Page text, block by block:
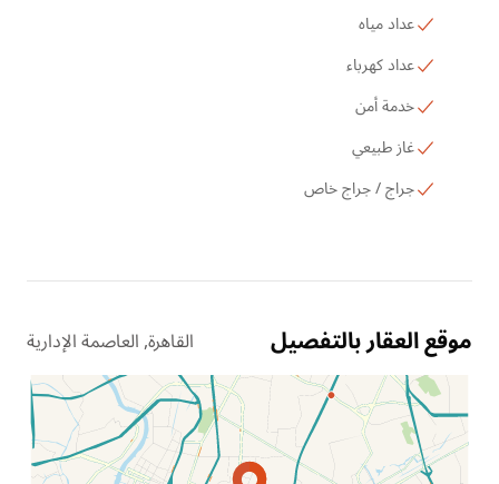
عداد مياه
عداد كهرباء
خدمة أمن
غاز طبيعي
جراج / جراج خاص
موقع العقار بالتفصيل القاهرة, العاصمة الإدارية